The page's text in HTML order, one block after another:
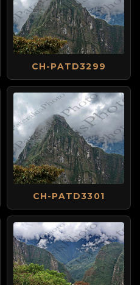
CH-PATD3299
CH-PATD3301